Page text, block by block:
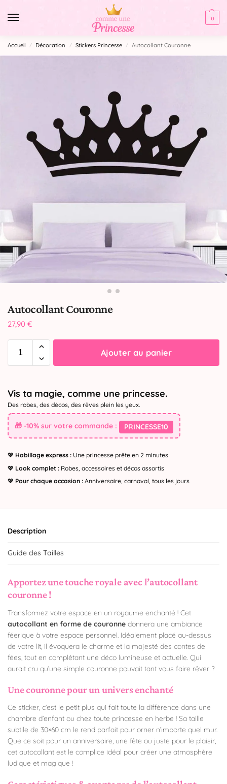
0
Accueil / Décoration / Stickers Princesse / Autocollant Couronne
Autocollant Couronne
27,90 €
Ajouter au panier
Vis ta magie, comme une princesse.
Des robes, des décos, des rêves plein les yeux.
🎁 -10% sur votre commande : PRINCESSE10
💖 Habillage express : Une princesse prête en 2 minutes
💖 Look complet : Robes, accessoires et décos assortis
💖 Pour chaque occasion : Anniversaire, carnaval, tous les jours
Description
Guide des Tailles
Apportez une touche royale avec l’autocollant
couronne !
Transformez votre espace en un royaume enchanté ! Cet
autocollant en forme de couronne donnera une ambiance
féerique à votre espace personnel. Idéalement placé au-dessus
de votre lit, il évoquera le charme et la majesté des contes de
fées, tout en complétant une déco lumineuse et actuelle. Qui
aurait cru qu’une simple couronne pouvait tant vous faire rêver ?
Une couronne pour un univers enchanté
Ce sticker, c’est le petit plus qui fait toute la différence dans une
chambre d’enfant ou chez toute princesse en herbe ! Sa taille
subtile de 30×60 cm le rend parfait pour orner n’importe quel mur.
Que ce soit pour un anniversaire, une fête ou juste pour le plaisir,
cet autocollant est le complice idéal pour créer une atmosphère
ludique et magique !